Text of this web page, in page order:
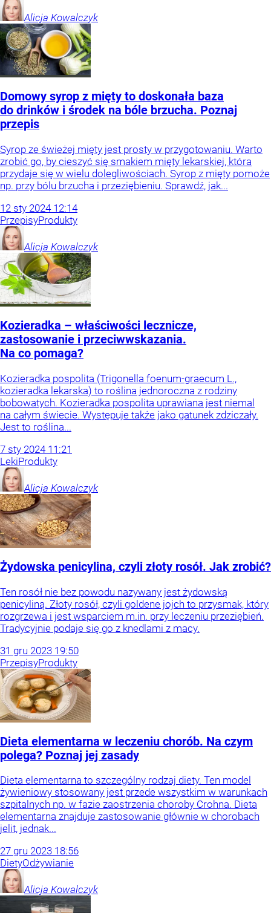
Alicja Kowalczyk
Domowy syrop z mięty to doskonała baza
do drinków i środek na bóle brzucha. Poznaj
przepis
Syrop ze świeżej mięty jest prosty w przygotowaniu. Warto
zrobić go, by cieszyć się smakiem mięty lekarskiej, która
przydaje się w wielu dolegliwościach. Syrop z mięty pomoże
np. przy bólu brzucha i przeziębieniu. Sprawdź, jak...
12 sty 2024 12:14
PrzepisyProdukty
Alicja Kowalczyk
Kozieradka – właściwości lecznicze,
zastosowanie i przeciwwskazania.
Na co pomaga?
Kozieradka pospolita (Trigonella foenum-graecum L.,
kozieradka lekarska) to roślina jednoroczna z rodziny
bobowatych. Kozieradka pospolita uprawiana jest niemal
na całym świecie. Występuje także jako gatunek zdziczały.
Jest to roślina...
7 sty 2024 11:21
LekiProdukty
Alicja Kowalczyk
Żydowska penicylina, czyli złoty rosół. Jak zrobić?
Ten rosół nie bez powodu nazywany jest żydowską
penicyliną. Złoty rosół, czyli goldene jojch to przysmak, który
rozgrzewa i jest wsparciem m.in. przy leczeniu przeziębień.
Tradycyjnie podaje się go z knedlami z macy.
31 gru 2023 19:50
PrzepisyProdukty
Dieta elementarna w leczeniu chorób. Na czym
polega? Poznaj jej zasady
Dieta elementarna to szczególny rodzaj diety. Ten model
żywieniowy stosowany jest przede wszystkim w warunkach
szpitalnych np. w fazie zaostrzenia choroby Crohna. Dieta
elementarna znajduje zastosowanie głównie w chorobach
jelit, jednak...
27 gru 2023 18:56
DietyOdżywianie
Alicja Kowalczyk